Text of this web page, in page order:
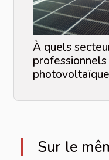
À quels
Sur le